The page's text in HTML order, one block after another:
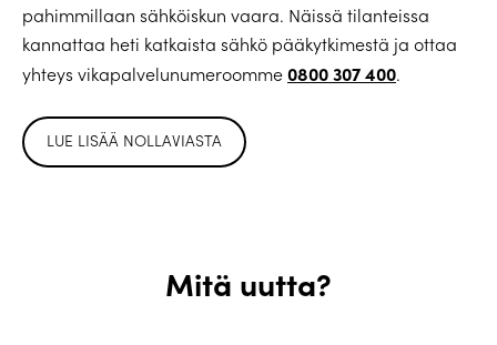
pahimmillaan sähköiskun vaara. Näissä tilanteissa
kannattaa heti katkaista sähkö pääkytkimestä ja ottaa
yhteys vikapalvelunumeroomme0800 307 400.
LUE LISÄÄ NOLLAVIASTA
Mitä uutta?